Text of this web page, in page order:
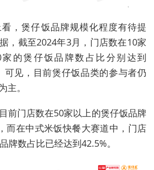
，煲仔饭品牌规模化程度有待提
，截至2024年3月，门店数在10家
家的煲仔饭品牌数占比分别达到
可见，目前煲仔饭品类的参与者仍
主。
前门店数在50家以上的煲仔饭品牌
而在中式米饭快餐大赛道中，门店
牌数占比已经达到42.5%。